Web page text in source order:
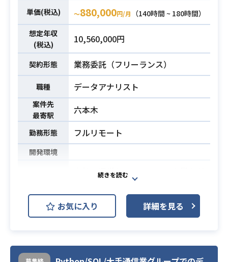
業務内容
タの価値を最大化できる専門家を求
めています。
【業務詳細】
・ステークホルダーヒアリングを通
じた課題理解・改善ソリューション
の実施
・ディメンショナルモデリングを活
用したデータモデル設計・データパ
イプラインの改善
・Airflow DAG,dbtなどによるSnowf
lake上でのデータパイプライン構
築・実装
障害対応などの運用
管理、データ品質管理など）
・ディメンショナルモデリング（Di
・Snowflake, SnowSQLを用いたデ
ータ変換の実務経験
単価(税込) 〜880,000円/月
（140時間 ~ 180時間）
想定年収
(税込)
10,560,000円
契約形態 業務委託（フリーランス）
職種 データアナリスト
案件先
最寄駅
六本木
勤務形態 フルリモート
開発環境
自社で運営しているMVNO事業をグ
ロースさせるべく、
意思決定をサポートいただけるデー
タアナリストの方をお探ししており
・MVNOの定量分析に基づく課題の
お気に入り 詳細を見る